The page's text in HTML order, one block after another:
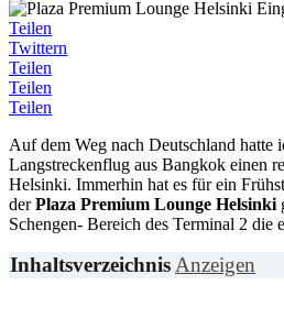
Teilen
Twittern
Teilen
Teilen
Teilen
Auf dem Weg nach Deutschland hatte
Langstreckenflug aus Bangkok einen
Helsinki. Immerhin hat es für ein
derPlaza Premium Lounge Helsinki
Schengen- Bereich des Terminal 2 die
InhaltsverzeichnisAnzeigen